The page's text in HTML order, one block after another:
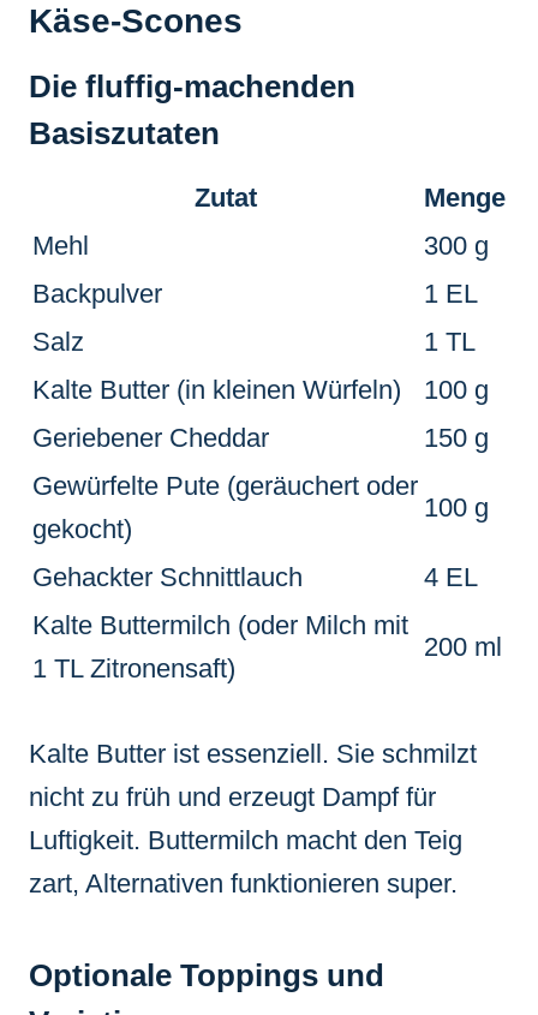
Käse-Scones
Die fluffig-machenden
Basiszutaten
Zutat
Menge
Mehl
300 g
Backpulver
1 EL
Salz
1 TL
Kalte Butter (in kleinen Würfeln)
100 g
Geriebener Cheddar
150 g
Gewürfelte Pute (geräuchert oder
gekocht)
100 g
Gehackter Schnittlauch
4 EL
Kalte Buttermilch (oder Milch mit
1 TL Zitronensaft)
200 ml
Kalte Butter ist essenziell. Sie schmilzt
nicht zu früh und erzeugt Dampf für
Luftigkeit. Buttermilch macht den Teig
zart, Alternativen funktionieren super.
Optionale Toppings und